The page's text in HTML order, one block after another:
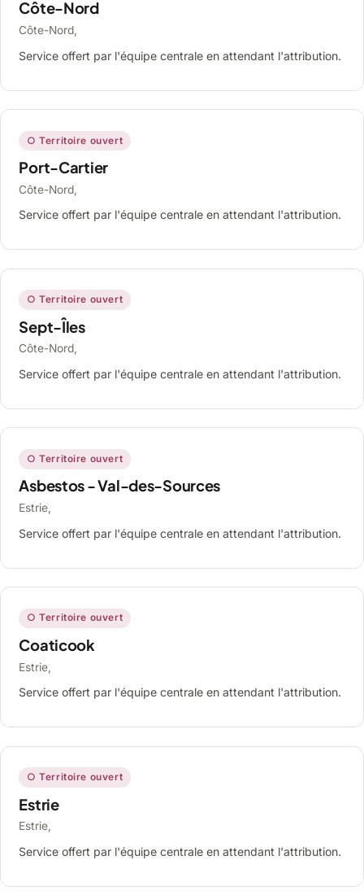
Côte-Nord
Côte-Nord,
Service offert par l'équipe centrale en attendant l'attribution.
○ Territoire ouvert
Port-Cartier
Côte-Nord,
Service offert par l'équipe centrale en attendant l'attribution.
○ Territoire ouvert
Sept-Îles
Côte-Nord,
Service offert par l'équipe centrale en attendant l'attribution.
○ Territoire ouvert
Asbestos - Val-des-Sources
Estrie,
Service offert par l'équipe centrale en attendant l'attribution.
○ Territoire ouvert
Coaticook
Estrie,
Service offert par l'équipe centrale en attendant l'attribution.
○ Territoire ouvert
Estrie
Estrie,
Service offert par l'équipe centrale en attendant l'attribution.